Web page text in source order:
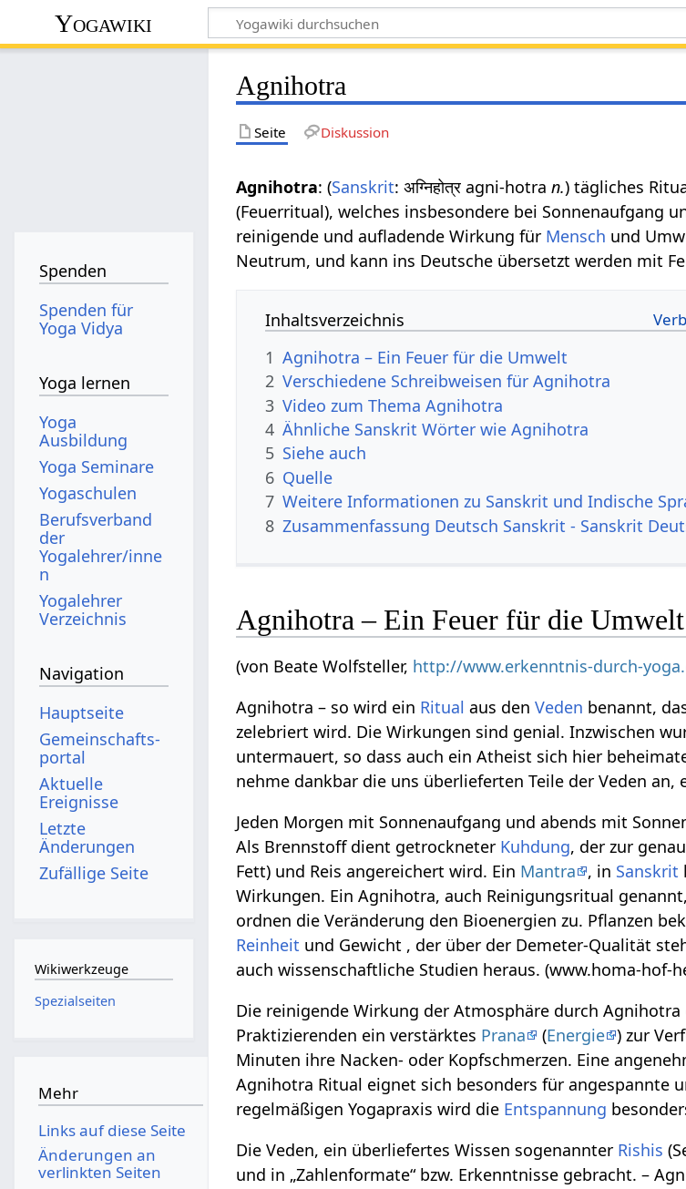
Yogawiki
Agnihotra
Seite Diskussion
Agnihotra: (Sanskrit: अग्निहोत्र agni-hotran.) tägliches
(Feuerritual), welches insbesondere bei Sonnenaufgang
reinigende und aufladende Wirkung für Mensch und
Neutrum, und kann ins Deutsche übersetzt werden mit
Inhaltsverzeichnis
1 Agnihotra – Ein Feuer für die Umwelt
2 Verschiedene Schreibweisen für Agnihotra
3 Video zum Thema Agnihotra
4 Ähnliche Sanskrit Wörter wie Agnihotra
5 Siehe auch
6 Quelle
7 Weitere Informationen zu Sanskrit und Indische
8 Zusammenfassung Deutsch Sanskrit - Sanskrit
Agnihotra – Ein Feuer für die Umwelt
(von Beate Wolfsteller, http://www.erkenntnis-durch-
Agnihotra – so wird ein Ritual aus denVeden benannt,
zelebriert wird. Die Wirkungen sind genial. Inzwischen
untermauert, so dass auch ein Atheist sich hier
nehme dankbar die uns überlieferten Teile der Veden an,
Jeden Morgen mit Sonnenaufgang und abends mit
Als Brennstoff dient getrockneter Kuhdung, der zur
Fett) und Reis angereichert wird. Ein Mantra , in Sanskrit
Wirkungen. Ein Agnihotra, auch Reinigungsritual
ordnen die Veränderung den Bioenergien zu. Pflanzen
Reinheit und Gewicht , der über der Demeter-Qualität
auch wissenschaftliche Studien heraus. (www.homa-hof-
Die reinigende Wirkung der Atmosphäre durch
Praktizierenden ein verstärktes Prana (Energie ) zur
Minuten ihre Nacken- oder Kopfschmerzen. Eine
Agnihotra Ritual eignet sich besonders für
regelmäßigen Yogapraxis wird die Entspannung
Die Veden, ein überliefertes Wissen sogenannter Rishis
und in „Zahlenformate“ bzw. Erkenntnisse gebracht. –
Spenden
Spenden für
Yoga Vidya
Yoga lernen
Yoga
Ausbildung
Yoga Seminare
Yogaschulen
Berufsverband
der
Yogalehrer/inne
n
Yogalehrer
Verzeichnis
Navigation
Hauptseite
Gemeinschafts­
portal
Aktuelle
Ereignisse
Letzte
Änderungen
Zufällige Seite
Wikiwerkzeuge
Spezialseiten
Mehr
Links auf diese Seite
Änderungen an
verlinkten Seiten